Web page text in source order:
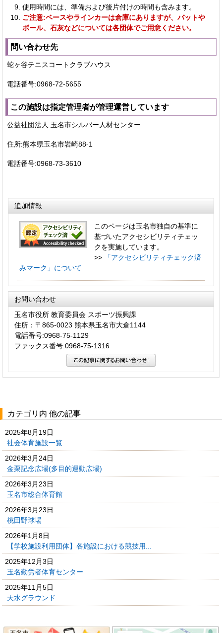
使用時間には、準備および後片付けの時間も含みます。
ご注意:ベースやラインカーは倉庫にありますが、 バットや
ボール、石灰などについては各団体でご用意ください。
問い合わせ先
蛇ヶ谷テニスコートクラブハウス
電話番号:0968-72-5655
この施設は指定管理者が管理運営しています
公益社団法人 玉名市シルバー人材センター
住所:熊本県玉名市岩崎88-1
電話番号:0968-73-3610
追加情報
このページは玉名市独自の基準に
基づいたアクセシビリティチェッ
クを実施しています。
>>
「アクセシビリティチェック済
みマーク」について
お問い合わせ
玉名市役所 教育委員会 スポーツ振興課
住所：〒865-0023 熊本県玉名市大倉1144
電話番号:0968-75-1129
ファックス番号:0968-75-1316
カテゴリ内 他の記事
2025年8月19日
社会体育施設一覧
2026年3月24日
金栗記念広場(多目的運動広場)
2026年3月23日
玉名市総合体育館
2026年3月23日
桃田野球場
2026年1月8日
【学校施設利用団体】各施設における競技用...
2025年12月3日
玉名勤労者体育センター
2025年11月5日
天水グラウンド